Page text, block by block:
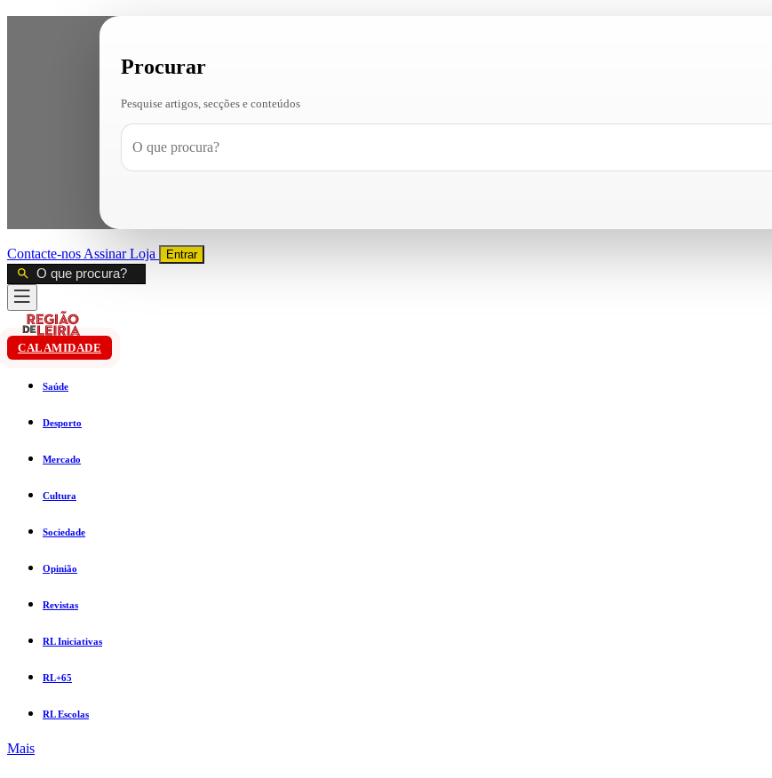
Procurar
Pesquise artigos, secções e conteúdos
Contacte-nos AssinarLoja Entrar
CALAMIDADE
Saúde
Desporto
Mercado
Cultura
Sociedade
Opinião
Revistas
RL Iniciativas
RL+65
RL Escolas
Mais